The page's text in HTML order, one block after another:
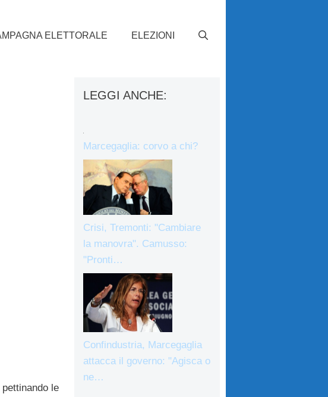
ELETTORALE ELEZIONI
le
LEGGI ANCHE:
Marcegaglia: corvo a chi?
Crisi, Tremonti: "Cambiare
la manovra". Camusso:
"Pronti…
Confindustria, Marcegaglia
attacca il governo: "Agisca o
ne…